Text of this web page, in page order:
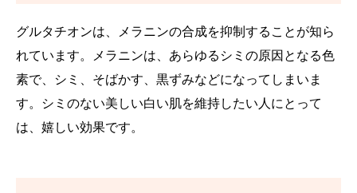
グルタチオンは、メラニンの合成を抑制することが知ら
れています。メラニンは、あらゆるシミの原因となる色
素で、シミ、そばかす、黒ずみなどになってしまいま
す。シミのない美しい白い肌を維持したい人にとって
は、嬉しい効果です。